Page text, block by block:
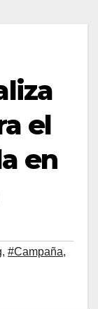
el
en
, #Campaña,